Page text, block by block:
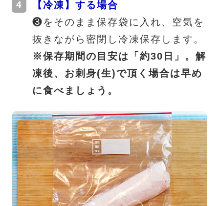
【冷凍】する場合
❸をそのまま保存袋に入れ、空気を
抜きながら密閉し冷凍保存します。
※保存期間の目安は「約30日」。解
凍後、お刺身(生)で頂く場合は早め
に食べましょう。